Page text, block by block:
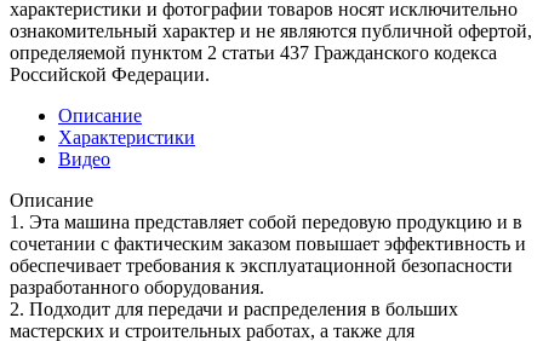
характеристики и фотографии товаров носят исключительно
ознакомительный характер и не являются публичной офертой,
определяемой пунктом 2 статьи 437 Гражданского кодекса
Российской Федерации.
Описание
Характеристики
Видео
Описание
1. Эта машина представляет собой передовую продукцию и в
сочетании с фактическим заказом повышает эффективность и
обеспечивает требования к эксплуатационной безопасности
разработанного оборудования.
2. Подходит для передачи и распределения в больших
мастерских и строительных работах, а также для